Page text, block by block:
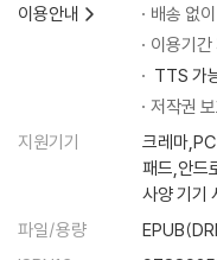
이용안내
배송 없
이용기간
TTS 가
저작권
지원기기
크레마
패드,안드
사양 기기
파일/용량